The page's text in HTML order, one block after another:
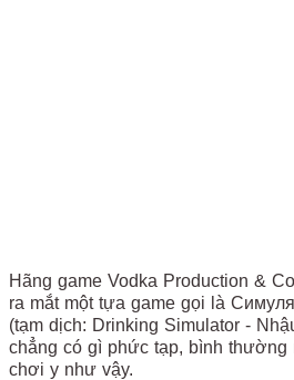
Hãng game Vodka Production &
ra mắt một tựa game gọi là
(tạm dịch: Drinking Simulator -
chẳng có gì phức tạp, bình thường
chơi y như vậy.